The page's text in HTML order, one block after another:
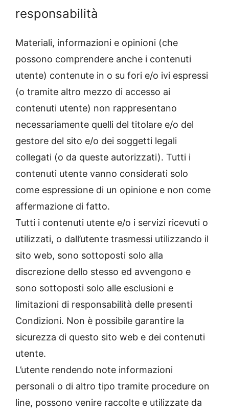
responsabilità
Materiali, informazioni e opinioni (che
possono comprendere anche i contenuti
utente) contenute in o su fori e/o ivi espressi
(o tramite altro mezzo di accesso ai
contenuti utente) non rappresentano
necessariamente quelli del titolare e/o del
gestore del sito e/o dei soggetti legali
collegati (o da queste autorizzati). Tutti i
contenuti utente vanno considerati solo
come espressione di un opinione e non come
affermazione di fatto.
Tutti i contenuti utente e/o i servizi ricevuti o
utilizzati, o dall’utente trasmessi utilizzando il
sito web, sono sottoposti solo alla
discrezione dello stesso ed avvengono e
sono sottoposti solo alle esclusioni e
limitazioni di responsabilità delle presenti
Condizioni. Non è possibile garantire la
sicurezza di questo sito web e dei contenuti
utente.
L’utente rendendo note informazioni
personali o di altro tipo tramite procedure on
line, possono venire raccolte e utilizzate da